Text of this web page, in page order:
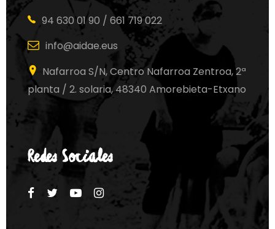
94 630 01 90 / 661 719 022
info@aidae.eus
Nafarroa S/N, Centro Nafarroa Zentroa, 2ª
planta / 2. solaria, 48340 Amorebieta-Etxano
Redes Sociales